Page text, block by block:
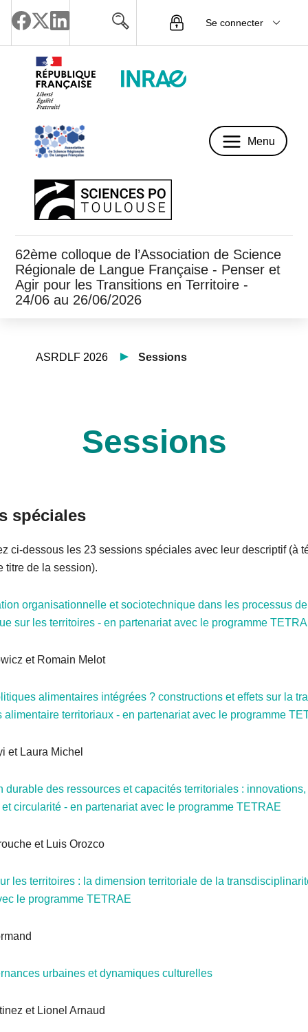
Se connecter
Menu
62ème colloque de l’Association de Science
Régionale de Langue Française - Penser et
Agir pour les Transitions en Territoire -
24/06 au 26/06/2026
ASRDLF 2026 Sessions
Sessions
spéciales
ci-dessous les 23 sessions spéciales avec leur descriptif (à
titre de la session).
organisationnelle et sociotechnique dans les processus
sur les territoires - en partenariat avec le programme
et Romain Melot
alimentaires intégrées ? constructions et effets sur la
alimentaire territoriaux- en partenariat avec le programme
et Laura Michel
durable des ressources et capacités territoriales : innovations,
et circularité- en partenariat avec le programme TETRAE
et Luis Orozco
les territoires : la dimension territoriale de la
le programme TETRAE
urbaines et dynamiques culturelles
et Lionel Arnaud